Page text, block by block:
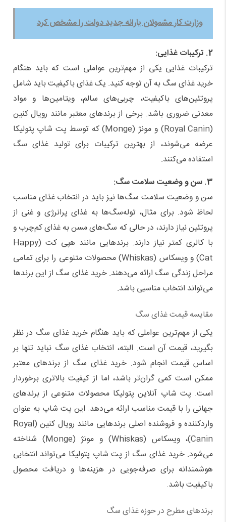
وزارت کار مشمولان یارانه جدید دولت را مشخص کرد
2. ترکیبات غذایی:
ترکیبات غذایی یکی از مهم‌ترین عواملی است که باید هنگام
خرید غذای سگ به آن توجه کنید. یک غذای باکیفیت باید شامل
پروتئین‌های باکیفیت، چربی‌های سالم، ویتامین‌ها و مواد
معدنی ضروری باشد. برخی از برندهای معتبر مانند رویال کنین
(Royal Canin) و مونژ (Monge) که توسط پت شاپ پتولیکا
عرضه می‌شوند، از بهترین ترکیبات برای تولید غذای سگ
استفاده می‌کنند.
3. سن و وضعیت سلامت سگ:
سن و وضعیت سلامت سگ‌ها نیز باید در انتخاب غذای مناسب
لحاظ شود. برای مثال، توله‌سگ‌ها به غذای پرانرژی و غنی از
پروتئین نیاز دارند، در حالی که سگ‌های مسن به غذای کم‌چرب و
با کالری کمتر نیاز دارند. برندهایی مانند هپی کت (Happy
Cat) و ویسکاس (Whiskas) محصولات متنوعی را برای تمامی
مراحل زندگی سگ ارائه می‌دهند. خرید غذای سگ از این برندها
می‌تواند انتخاب مناسبی باشد.
مقایسه قیمت غذای سگ
یکی از مهم‌ترین عواملی که باید هنگام خرید غذای سگ در نظر
بگیرید، قیمت آن است. البته، انتخاب غذای سگ نباید تنها بر
اساس قیمت انجام شود. خرید غذای سگ از برندهای معتبر
ممکن است کمی گران‌تر باشد، اما از کیفیت بالاتری برخوردار
است. پت شاپ آنلاین پتولیکا محصولات متنوعی از برندهای
جهانی را با قیمت مناسب ارائه می‌دهد. این پت شاپ به عنوان
واردکننده و فروشنده اصلی برندهایی مانند رویال کنین (Royal
Canin)، ویسکاس (Whiskas) و مونژ (Monge) شناخته
می‌شود. خرید غذای سگ از پت شاپ پتولیکا می‌تواند انتخابی
هوشمندانه برای صرفه‌جویی در هزینه‌ها و دریافت محصول
باکیفیت باشد.
برندهای مطرح در حوزه غذای سگ